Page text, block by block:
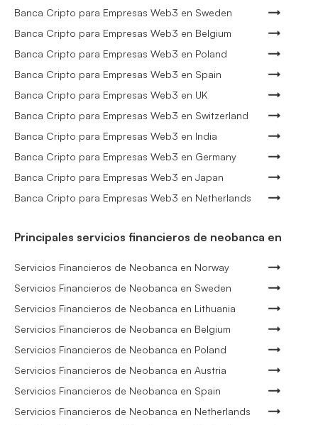
Banca Cripto para Empresas Web3 en Sweden
Banca Cripto para Empresas Web3 en Belgium
Banca Cripto para Empresas Web3 en Poland
Banca Cripto para Empresas Web3 en Spain
Banca Cripto para Empresas Web3 en UK
Banca Cripto para Empresas Web3 en Switzerland
Banca Cripto para Empresas Web3 en India
Banca Cripto para Empresas Web3 en Germany
Banca Cripto para Empresas Web3 en Japan
Banca Cripto para Empresas Web3 en Netherlands
Principales servicios financieros de neobanca en
Servicios Financieros de Neobanca en Norway
Servicios Financieros de Neobanca en Sweden
Servicios Financieros de Neobanca en Lithuania
Servicios Financieros de Neobanca en Belgium
Servicios Financieros de Neobanca en Poland
Servicios Financieros de Neobanca en Austria
Servicios Financieros de Neobanca en Spain
Servicios Financieros de Neobanca en Netherlands